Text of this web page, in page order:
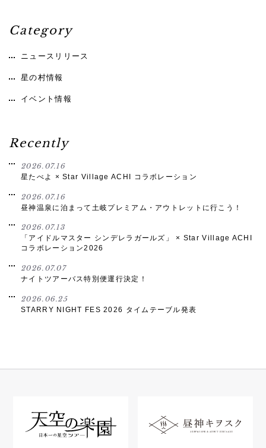
Category
ニュースリリース
星の村情報
イベント情報
Recently
2026.07.16
星たべよ × Star Village ACHI コラボレーション
2026.07.16
昼神温泉に泊まって土岐プレミアム・アウトレットに行こう！
2026.07.13
「アイドルマスター シンデレラガールズ」 × Star Village ACHI
コラボレーション2026
2026.07.07
ナイトツアーバス特別便運行決定！
2026.06.25
STARRY NIGHT FES 2026 タイムテーブル発表